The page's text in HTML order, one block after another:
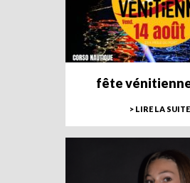
fête
> LIRE LA SUITE